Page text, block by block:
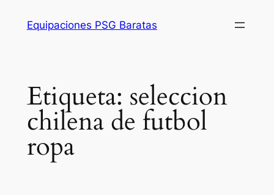
Equipaciones PSG Baratas
Etiqueta: seleccion
chilena de futbol
ropa